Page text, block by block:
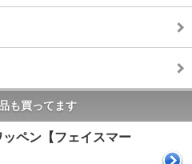
も買ってます
ッペン【フェイスマー